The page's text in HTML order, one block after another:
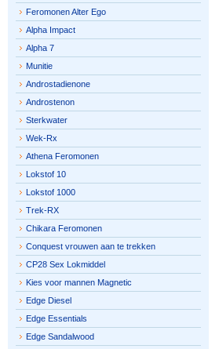
Feromonen Alter Ego
Alpha Impact
Alpha 7
Munitie
Androstadienone
Androstenon
Sterkwater
Wek-Rx
Athena Feromonen
Lokstof 10
Lokstof 1000
Trek-RX
Chikara Feromonen
Conquest vrouwen aan te trekken
CP28 Sex Lokmiddel
Kies voor mannen Magnetic
Edge Diesel
Edge Essentials
Edge Sandalwood